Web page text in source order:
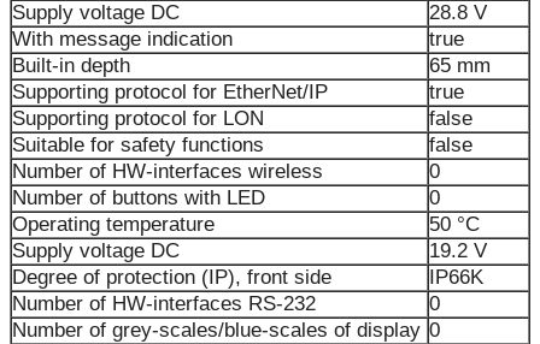
Supply voltage DC
28.8 V
With message indication
true
Built-in depth
65 mm
Supporting protocol for EtherNet/IP
true
Supporting protocol for LON
false
Suitable for safety functions
false
Number of HW-interfaces wireless
0
Number of buttons with LED
0
Operating temperature
50 °C
Supply voltage DC
19.2 V
Degree of protection (IP), front side
IP66K
Number of HW-interfaces RS-232
0
Number of grey-scales/blue-scales of display 0